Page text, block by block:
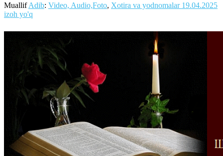
MuallifAdib: Video, Audio,Foto, Xotira va yodnomalar 19.04.2025
izoh yo'q